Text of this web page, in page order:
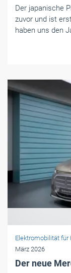
Der japanische
zuvor und ist
haben uns den
Elektromobilität für
März 2026
Der neue